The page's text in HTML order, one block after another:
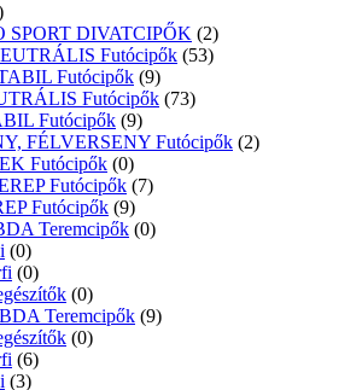
SPORT DIVATCIPŐK (2)
Futócipők (53)
Futócipők (9)
Futócipők (73)
Futócipők (9)
FÉLVERSENY Futócipők (2)
Futócipők (0)
Futócipők (7)
Futócipők (9)
Teremcipők (0)
(0)
(0)
(0)
Teremcipők (9)
(0)
(6)
(3)